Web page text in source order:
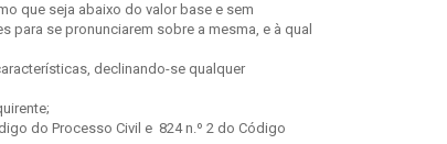
que seja abaixo do valor base e sem
se pronunciarem sobre a mesma, e à qual
declinando-se qualquer
do Processo Civil e 824 n.º 2 do Código